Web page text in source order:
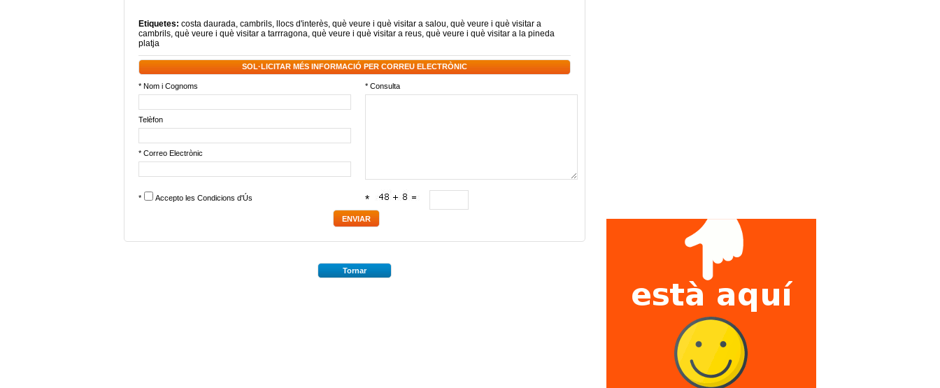
Etiquetes: costa daurada, cambrils, llocs d'interès, què veure i què visitar a salou, què veure i què visitar a
cambrils, què veure i què visitar a tarrragona, què veure i què visitar a reus, què veure i què visitar a la pineda
platja
SOL·LICITAR MÉS INFORMACIÓ PER CORREU ELECTRÒNIC
* Nom i Cognoms * Consulta
Telèfon
* Correo Electrònic
* Accepto les Condicions d'Ús *
Tornar